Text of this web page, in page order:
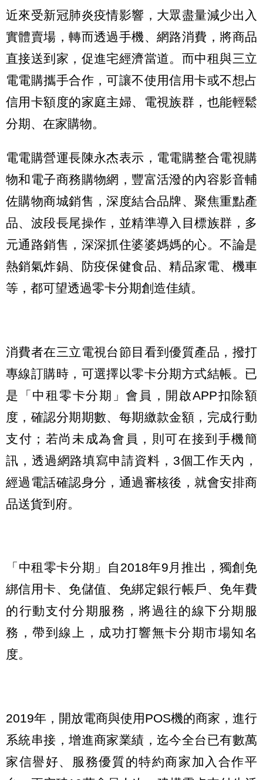
近來受新冠肺炎疫情影響，大眾盡量減少出入
實體賣場，轉而透過手機、網路消費，將商品
直接送到家，促進宅經濟當道。而中租與三立
電電購攜手合作，可讓不使用信用卡或不想占
信用卡額度的家庭主婦、電視族群，也能輕鬆
分期、在家購物。
電電購營運長陳永杰表示，電電購整合電視購
物和電子商務購物網，豐富活潑的內容影音輔
佐購物商城銷售，深度結合品牌、聚焦重點產
品、波段長尾操作，並精準導入目標族群，多
元通路銷售，深深抓住婆婆媽媽的心。不論是
熱銷氣炸鍋、防疫保健食品、精品家電、機車
等，都可望透過零卡分期創造佳績。
消費者在三立電視台節目看到優質產品，撥打
專線訂購時，可選擇以零卡分期方式結帳。已
是「中租零卡分期」會員，開啟APP扣除額
度，確認分期期數、每期繳款金額，完成行動
支付；若尚未成為會員，則可在接到手機簡
訊，透過網路填寫申請資料，3個工作天內，
經過電話確認身分，通過審核後，就會安排商
品送貨到府。
「中租零卡分期」自2018年9月推出，獨創免
綁信用卡、免儲值、免綁定銀行帳戶、免年費
的行動支付分期服務，將過往的線下分期服
務，帶到線上，成功打響無卡分期市場知名
度。
2019年，開放電商與使用POS機的商家，進行
系統串接，增進商家業績，迄今全台已有數萬
家信譽好、服務優質的特約商家加入合作平